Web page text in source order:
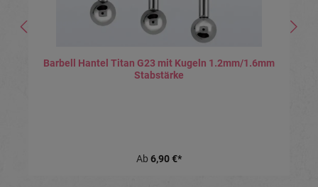
Barbell Hantel Titan G23 mit Kugeln 1.2mm/1.6mm
Stabstärke
Ab 6,90 €*